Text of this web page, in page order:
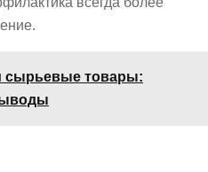
сырьевые товары: